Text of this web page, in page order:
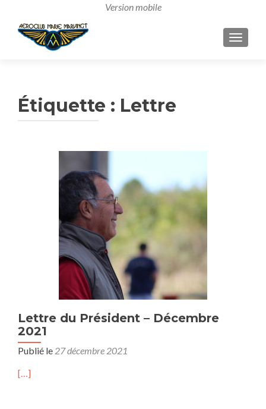
Étiquette : Lettre
Lettre du Président – Décembre
2021
Publié le 27 décembre 2021
[…]